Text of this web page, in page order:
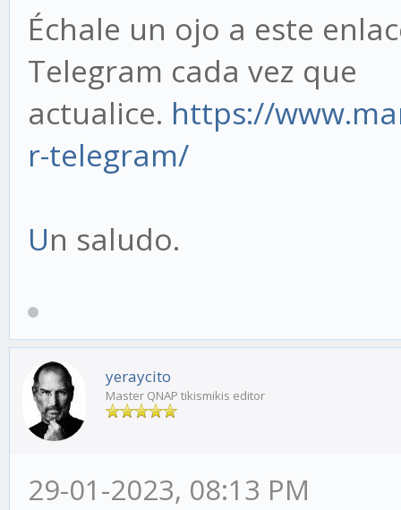
Échale un ojo a este
Telegram cada vez que
actualice. https://
r-telegram/
Un saludo.
yeraycito
Master QNAP tikismikis editor
29-01-2023, 08:13 PM